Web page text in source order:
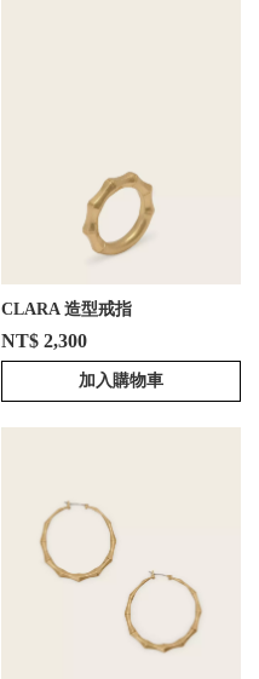
CLARA 造型戒指
NT$ 2,300
加入購物車